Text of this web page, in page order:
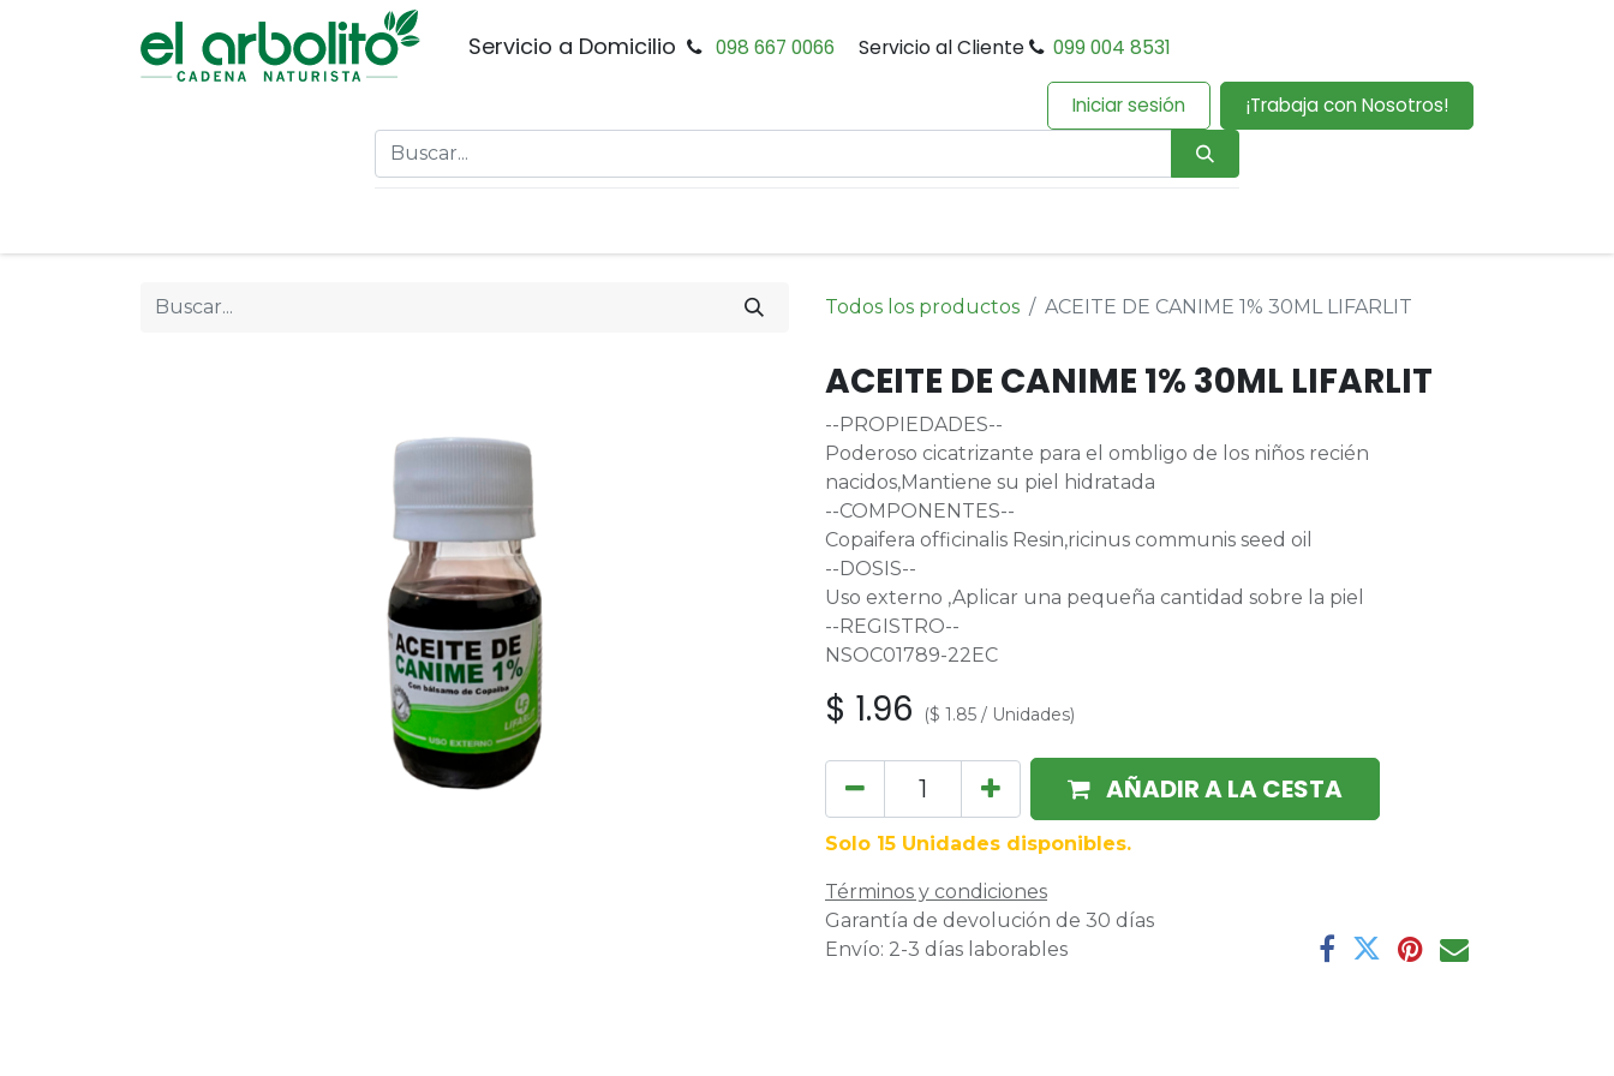
Servicio a Domicilio 098 667 0066 Servicio al Cliente 099 004 8531
Iniciar sesión ¡Trabaja con Nosotros!
Todos los productos ACEITE DE CANIME 1% 30ML LIFARLIT
ACEITE DE CANIME 1% 30ML LIFARLIT
--PROPIEDADES--
Poderoso cicatrizante para el ombligo de los niños recién
nacidos,Mantiene su piel hidratada
--COMPONENTES--
Copaifera officinalis Resin,ricinus communis seed oil
--DOSIS--
Uso externo ,Aplicar una pequeña cantidad sobre la piel
--REGISTRO--
NSOC01789-22EC
$ 1.96 ($ 1.85 / Unidades)
AÑADIR A LA CESTA
Solo 15 Unidades disponibles.
Términos y condiciones
Garantía de devolución de 30 días
Envío: 2-3 días laborables